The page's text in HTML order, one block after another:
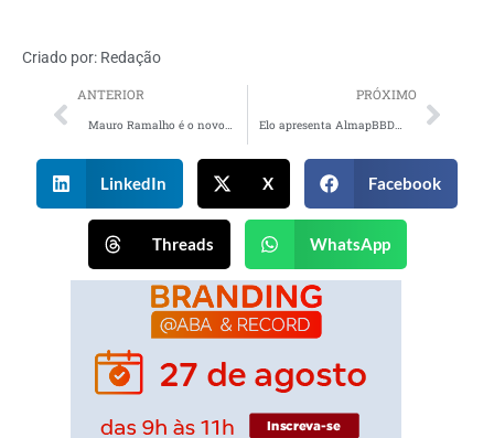
Criado por: Redação
ANTERIOR PRÓXIMO
Elo apresenta AlmapBBDO como sua nova agência
LinkedIn X Facebook
Threads WhatsApp